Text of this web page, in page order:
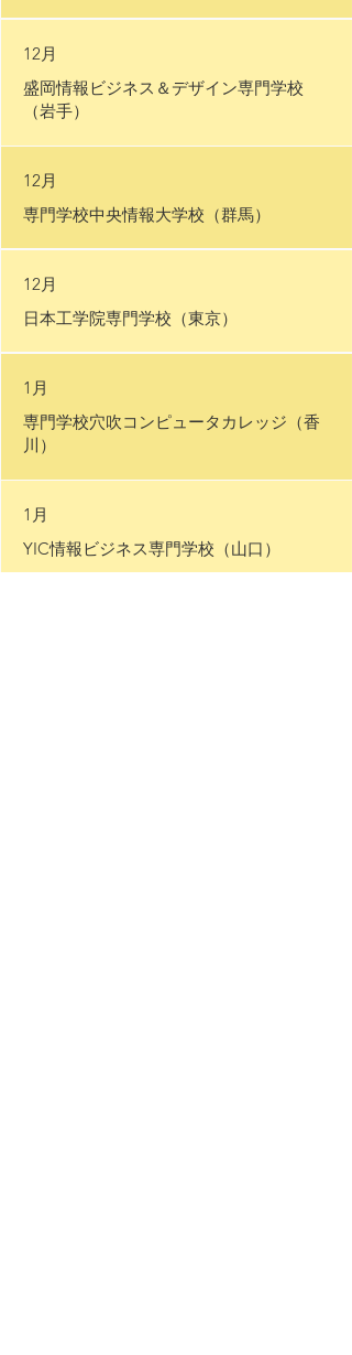
12月
盛岡情報ビジネス＆デザイン専門学校
（岩手）
12月
専門学校中央情報大学校（群馬）
12月
日本工学院専門学校 （東京）
1月
専門学校穴吹コンピュータカレッジ（香
川）
1月
YIC情報ビジネス専門学校（山口）